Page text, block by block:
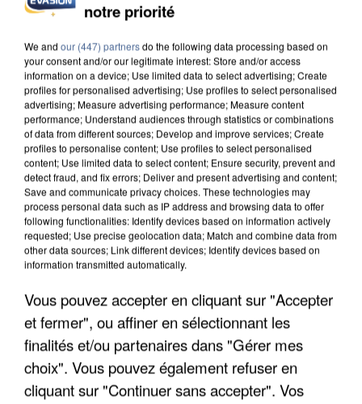
7 août 2026
Les données de 300 000 clients dérobées à
Intermarché après une...
Les données bancaires ne seraient pas
concernées.
notre priorité
We and our (447) partnersdo the following data processing based on
your consent and/or our legitimate interest: Store and/or access
information on a device; Use limited data to select advertising; Create
profiles for personalised advertising; Use profiles to select personalised
advertising; Measure advertising performance; Measure content
performance; Understand audiences through statistics or combinations
of data from different sources; Develop and improve services; Create
profiles to personalise content; Use profiles to select personalised
content; Use limited data to select content; Ensure security, prevent and
detect fraud, and fix errors; Deliver and present advertising and content;
Save and communicate privacy choices. These technologies may
process personal data such as IP address and browsing data to offer
following functionalities: Identify devices based on information actively
requested; Use precise geolocation data; Match and combine data from
other data sources; Link different devices; Identify devices based on
information transmitted automatically.
Vous pouvez accepter en cliquant sur "Accepter
et fermer", ou affiner en sélectionnant les
finalités et/ou partenaires dans "Gérer mes
choix". Vous pouvez également refuser en
cliquant sur "Continuer sans accepter". Vos